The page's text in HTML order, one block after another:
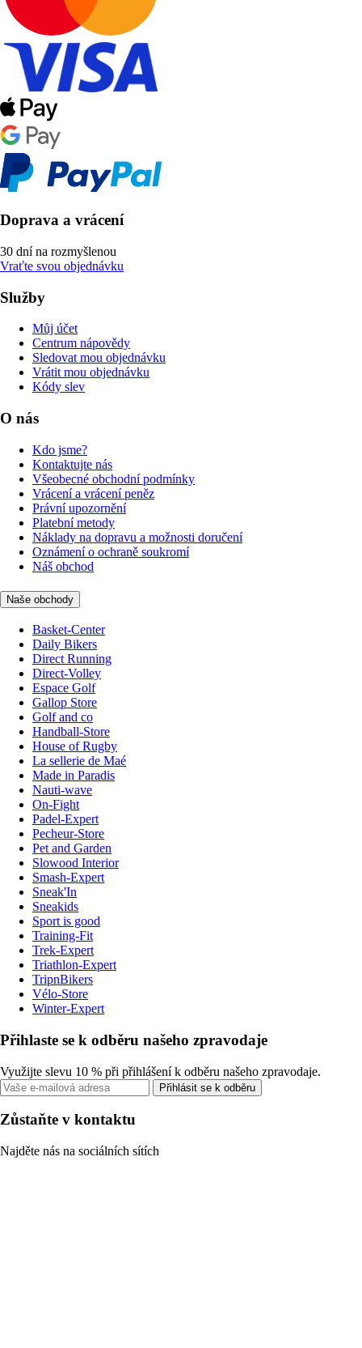
Doprava a vrácení
30 dní na rozmyšlenou
Vraťte svou objednávku
Služby
Můj účet
Centrum nápovědy
Sledovat mou objednávku
Vrátit mou objednávku
Kódy slev
O nás
Kdo jsme?
Kontaktujte nás
Všeobecné obchodní podmínky
Vrácení a vrácení peněz
Právní upozornění
Platební metody
Náklady na dopravu a možnosti doručení
Oznámení o ochraně soukromí
Náš obchod
Naše obchody
Basket-Center
Daily Bikers
Direct Running
Direct-Volley
Espace Golf
Gallop Store
Golf and co
Handball-Store
House of Rugby
La sellerie de Maé
Made in Paradis
Nauti-wave
On-Fight
Padel-Expert
Pecheur-Store
Pet and Garden
Slowood Interior
Smash-Expert
Sneak'In
Sneakids
Sport is good
Training-Fit
Trek-Expert
Triathlon-Expert
TripnBikers
Vélo-Store
Winter-Expert
Přihlaste se k odběru našeho zpravodaje
Využijte slevu 10 % při přihlášení k odběru našeho zpravodaje.
Přihlásit se k odběru
Zůstaňte v kontaktu
Najděte nás na sociálních sítích